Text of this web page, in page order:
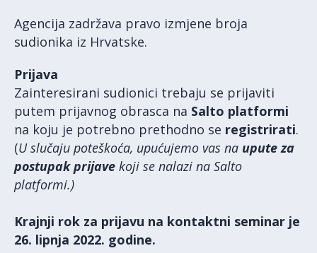
Agencija zadržava pravo izmjene broja
sudionika iz Hrvatske.
Prijava
Zainteresirani sudionici trebaju se prijaviti
putem prijavnog obrasca na Salto platformi
na koju je potrebno prethodno se registrirati.
(U slučaju poteškoća, upućujemo vas na upute za
postupak prijave koji se nalazi na Salto
platformi.)
Krajnji rok za prijavu na kontaktni seminar je
26. lipnja 2022. godine.